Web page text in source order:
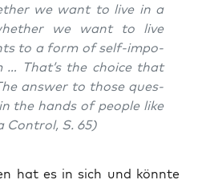
we want to live in a
we want to live
to a form of self-impo­
… That’s the choice that
ans­wer to tho­se ques­
the hands of peo­p­le like
Con­trol, S. 65)
hat es in sich und könn­te